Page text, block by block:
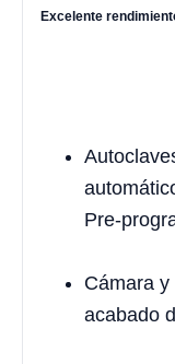
Excelente
Pre-
Cámara
acabado